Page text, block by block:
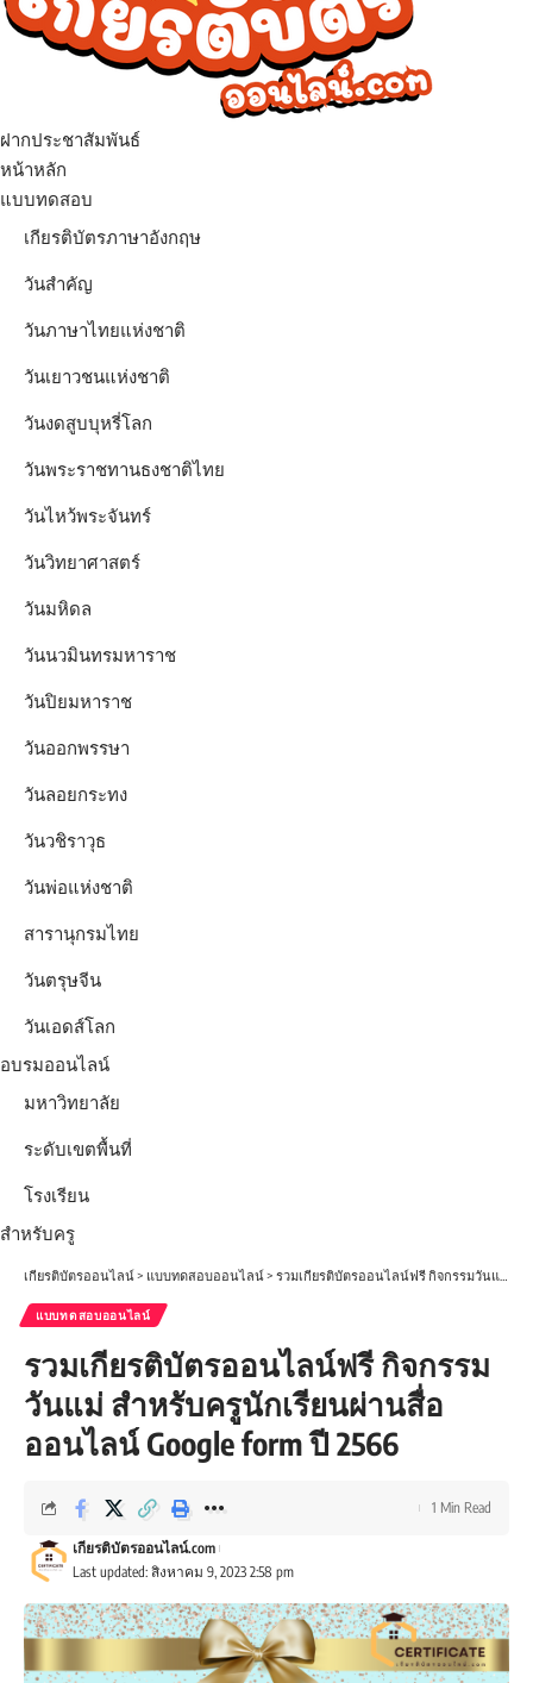
ฝากประชาสัมพันธ์
เมนู
หน้าหลัก
แบบทดสอบ
เกียรติบัตรภาษาอังกฤษ
วันสำคัญ
วันภาษาไทยแห่งชาติ
วันเยาวชนแห่งชาติ
วันงดสูบบุหรี่โลก
วันพระราชทานธงชาติไทย
วันไหว้พระจันทร์​
วันวิทยาศาสตร์
วันมหิดล
วันนวมินทรมหาราช
วันปิยมหาราช
วันออกพรรษา
วันลอยกระทง
วันวชิราวุธ
วันพ่อแห่งชาติ
สารานุกรมไทย
วันตรุษจีน
วันเอดส์โลก
อบรมออนไลน์
มหาวิทยาลัย
ระดับเขตพื้นที่
โรงเรียน
สำหรับครู
เกียรติบัตรออนไลน์> แบบทดสอบออนไลน์> รวมเกียรติบัตรออนไลน์ฟรี กิจกรรมวันแม่ สำหรับครูนักเรียนผ่านสื่อออนไลน์ Google form ปี 2566
แบบทดสอบออนไลน์
รวมเกียรติบัตรออนไลน์ฟรี กิจกรรม
วันแม่ สำหรับครูนักเรียนผ่านสื่อ
ออนไลน์ Google form ปี 2566
Last updated: สิงหาคม 9, 2023 2:58 pm
เกียรติบัตรออนไลน์.com
1 Min Read